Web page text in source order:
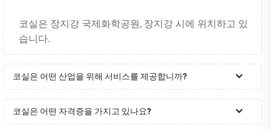
코실은 장지강 국제화학공원, 장지강 시에 위치하고 있
습니다.
코실은 어떤 산업을 위해 서비스를 제공합니까?
코실은 어떤 자격증을 가지고 있나요?